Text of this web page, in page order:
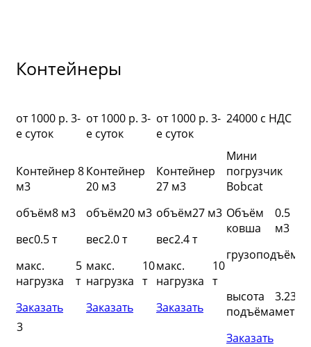
Контейнеры
м3
от 1000 р. 3-
е суток
Контейнер 8
м3
объём8 м3
вес0.5 т
макс.
нагрузка
5
т
Заказать
от 1000 р. 3-
е суток
Контейнер
20 м3
объём20 м3
вес2.0 т
макс.
нагрузка
10
т
Заказать
от 1000 р. 3-
е суток
Контейнер
27 м3
объём27 м3
вес2.4 т
макс.
нагрузка
10
т
Заказать
24000 с НДС
Мини
погрузчик
Bobcat
Объём
ковша
0.5
м3
высота
подъёма
3.23
метра
Заказать